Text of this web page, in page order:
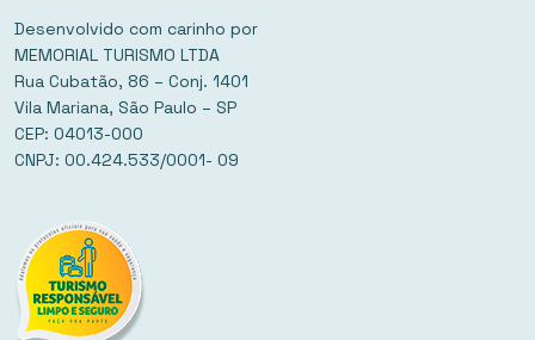
Desenvolvido com carinho por
MEMORIAL TURISMO LTDA
Rua Cubatão, 86 – Conj. 1401
Vila Mariana, São Paulo – SP
CEP: 04013-000
CNPJ: 00.424.533/0001- 09